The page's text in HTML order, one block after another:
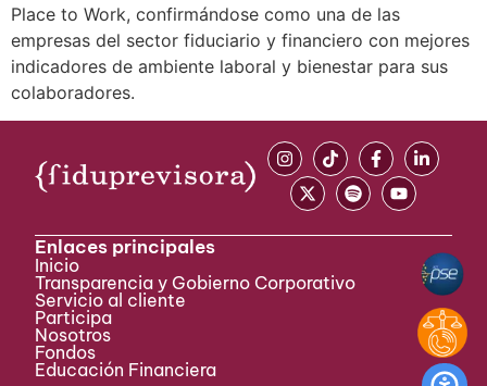
Place to Work, confirmándose como una de las
empresas del sector fiduciario y financiero con mejores
indicadores de ambiente laboral y bienestar para sus
colaboradores.
Enlaces principales
Inicio
Transparencia y Gobierno Corporativo
Servicio al cliente
Participa ​
Nosotros
Fondos
Educación Financiera